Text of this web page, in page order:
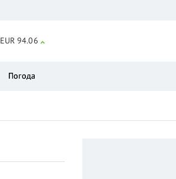
EUR 94.06
Погода